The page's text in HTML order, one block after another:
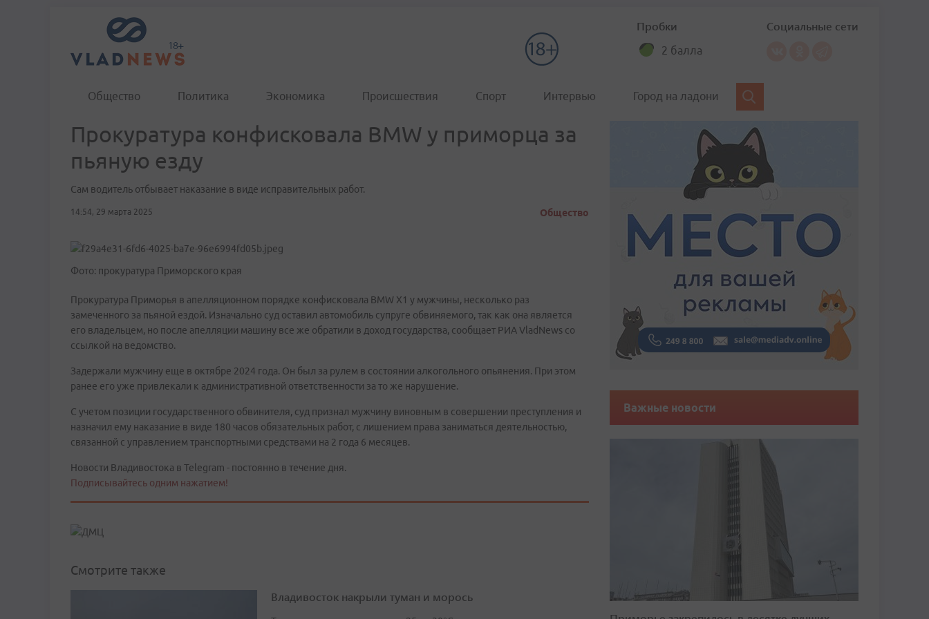
Пробки
2 балла
Социальные сети
Общество Политика Экономика Происшествия Спорт Интервью Город на ладони
Прокуратура конфисковала BMW у приморца за
пьяную езду
Сам водитель отбывает наказание в виде исправительных работ.
14:54, 29 марта 2025 Общество
Фото: прокуратура Приморского края
Прокуратура Приморья в апелляционном порядке конфисковала BMW X1 у мужчины, несколько раз
замеченного за пьяной ездой. Изначально суд оставил автомобиль супруге обвиняемого, так как она является
его владельцем, но после апелляции машину все же обратили в доход государства, сообщает РИА VladNews со
ссылкой на ведомство.
Задержали мужчину еще в октябре 2024 года. Он был за рулем в состоянии алкогольного опьянения. При этом
ранее его уже привлекали к административной ответственности за то же нарушение.
С учетом позиции государственного обвинителя, суд признал мужчину виновным в совершении преступления и
назначил ему наказание в виде 180 часов обязательных работ, с лишением права заниматься деятельностью,
связанной с управлением транспортными средствами на 2 года 6 месяцев.
Новости Владивостока в Telegram - постоянно в течение дня.
Подписывайтесь одним нажатием!
Смотрите также
Владивосток накрыли туман и морось
Важные новости